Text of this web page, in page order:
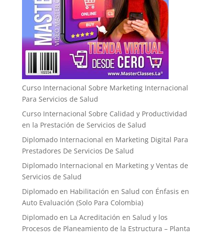
Curso Internacional Sobre Marketing Internacional
Para Servicios de Salud
Curso Internacional Sobre Calidad y Productividad
en la Prestación de Servicios de Salud
Diplomado Internacional en Marketing Digital Para
Prestadores De Servicios De Salud
Diplomado Internacional en Marketing y Ventas de
Servicios de Salud
Diplomado en Habilitación en Salud con Énfasis en
Auto Evaluación ​(Solo Para Colombia)
Diplomado en La Acreditación en Salud y los
Procesos de Planeamiento de la Estructura – Planta